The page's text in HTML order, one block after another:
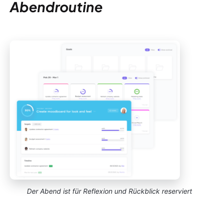
Abendroutine
Der Abend ist für Reflexion und Rückblick reserviert